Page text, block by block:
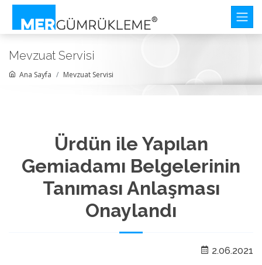
Mevzuat Servisi
Ana Sayfa Mevzuat Servisi
Ürdün ile Yapılan
Gemiadamı Belgelerinin
Tanıması Anlaşması
Onaylandı
2.06.2021